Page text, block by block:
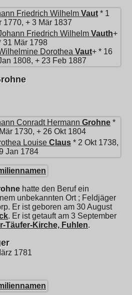
Friedrich Wilhelm Vaut * 1
1770, + 3 Mär 1837
Friedrich Wilhelm Vauth+
31 Mär 1798
Dorothea Vaut+ * 16
1808, + 23 Feb 1887
Conradt Hermann Grohne *
1730, + 26 Okt 1804
Louise Claus * 2 Okt 1738,
Jan 1784
hatte den Beruf ein
unbekannten Ort ; Feldjäger
Er ist geboren am 30 August
. Er ist getauft am 3 September
Täufer-Kirche, Fuhlen.
1781